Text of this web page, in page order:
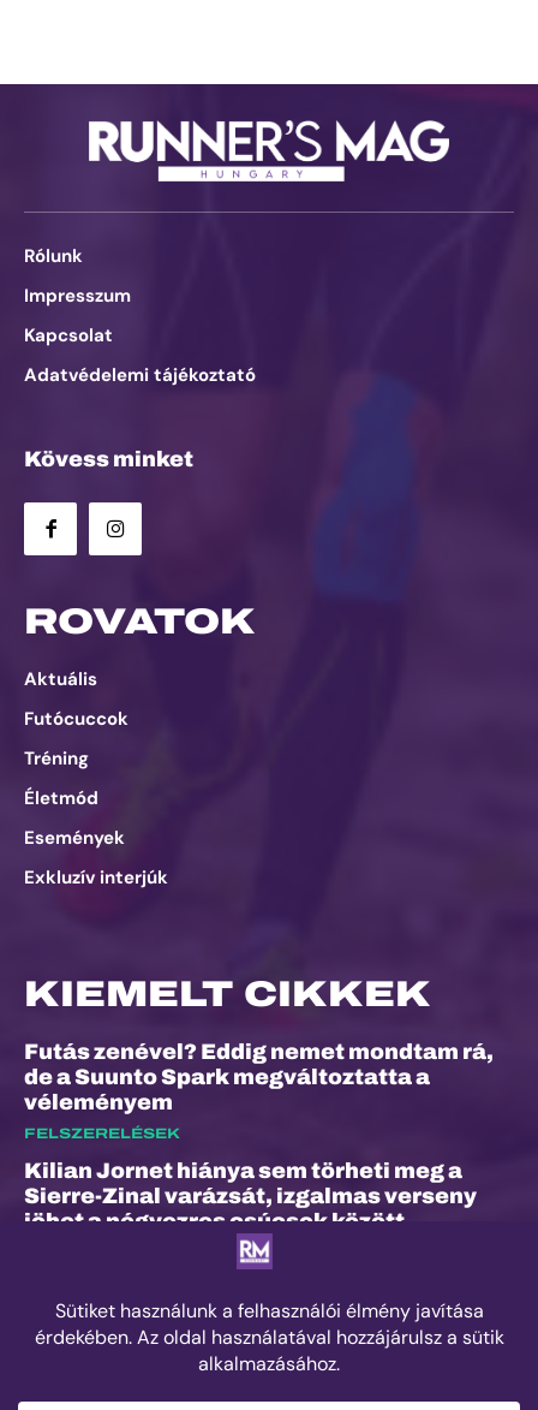
Rólunk
Impresszum
Kapcsolat
Adatvédelemi tájékoztató
Kövess minket
ROVATOK
Aktuális
Futócuccok
Tréning
Életmód
Események
Exkluzív interjúk
KIEMELT CIKKEK
Futás zenével? Eddig nemet mondtam rá,
de a Suunto Spark megváltoztatta a
véleményem
FELSZERELÉSEK
Kilian Jornet hiánya sem törheti meg a
Sierre-Zinal varázsát, izgalmas verseny
jöhet a négyezres csúcsok között
fájdalom és a szenvedés nem rossz dolog”
– Interjú Lénárt Krisztiánnal, a Daráló új
pályacsúcstartójával
EDZÉS